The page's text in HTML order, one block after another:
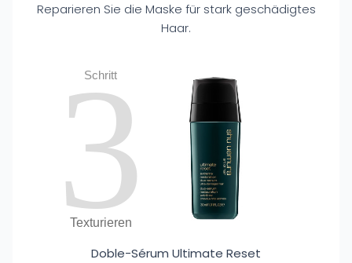
Reparieren Sie die Maske für stark geschädigtes
Haar.
Schritt
3
Texturieren
Doble-Sérum Ultimate Reset